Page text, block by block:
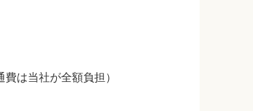
は当社が全額負担）